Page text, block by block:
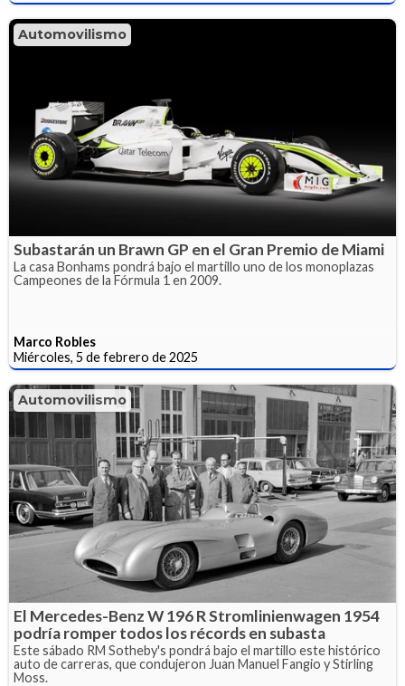
Automovilismo
Subastarán un Brawn GP en el Gran Premio de Miami
La casa Bonhams pondrá bajo el martillo uno de los monoplazas
Campeones de la Fórmula 1 en 2009.
Marco Robles
Miércoles, 5 de febrero de 2025
Automovilismo
El Mercedes-Benz W 196 R Stromlinienwagen 1954
podría romper todos los récords en subasta
Este sábado RM Sotheby's pondrá bajo el martillo este histórico
auto de carreras, que condujeron Juan Manuel Fangio y Stirling
Moss.